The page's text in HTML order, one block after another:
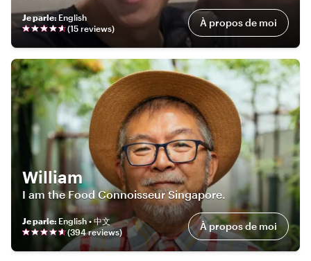
Je parle: English
(15 reviews) À propos de moi
William
I am the Food Connoisseur Singapore.
Je parle: English • 中文
(394reviews) À propos de moi